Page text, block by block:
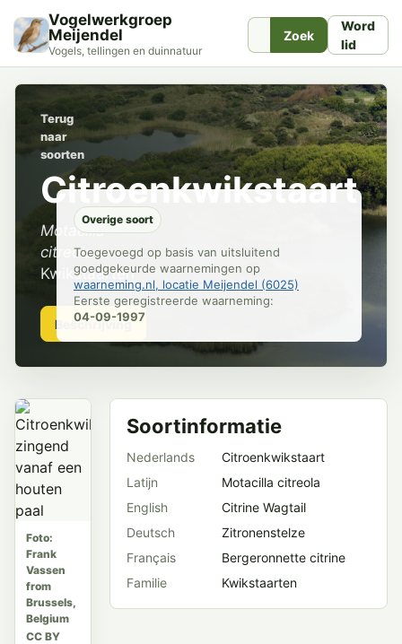
Vogelwerkgroep
Meijendel
Vogels, tellingen en duinnatuur
Zoek
Word
lid
Terug
naar
soorten
Citroenkwikstaart
Motacilla
citreola
Kwikstaarten
Beschrijving
Overige soort
Toegevoegd op basis van uitsluitend
goedgekeurde waarnemingen op
waarneming.nl, locatie Meijendel (6025)
Eerste geregistreerde waarneming:
04-09-1997
Foto:
Frank
Vassen
from
Brussels,
Belgium
CC BY
Soortinformatie
Nederlands
Citroenkwikstaart
Latijn
Motacilla citreola
English
Citrine Wagtail
Deutsch
Zitronenstelze
Français
Bergeronnette citrine
Familie
Kwikstaarten